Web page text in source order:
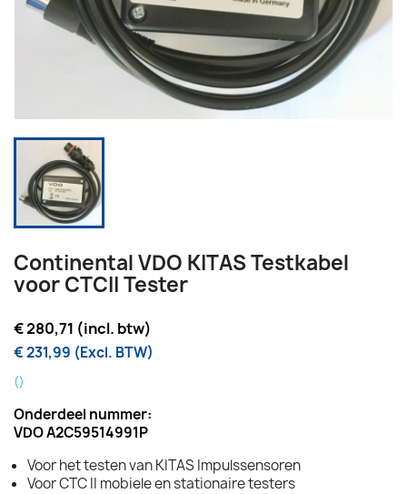
Continental VDO KITAS Testkabel
voor CTCII Tester
€ 280,71 (incl. btw)
€ 231,99 (Excl. BTW)
()
Onderdeel nummer:
VDO A2C59514991P
Voor het testen van KITAS Impulssensoren
Voor CTC II mobiele en stationaire testers